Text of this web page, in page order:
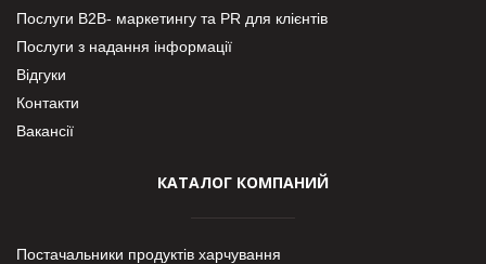
Послуги В2В- маркетингу та PR для клієнтів
Послуги з надання інформації
Відгуки
Контакти
Вакансії
КАТАЛОГ КОМПАНИЙ
Постачальники продуктів харчування